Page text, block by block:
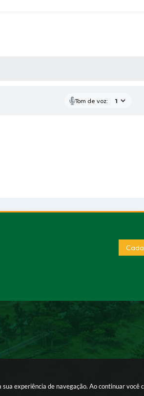
experiência de navegação. Ao continuar você
Tom de voz: